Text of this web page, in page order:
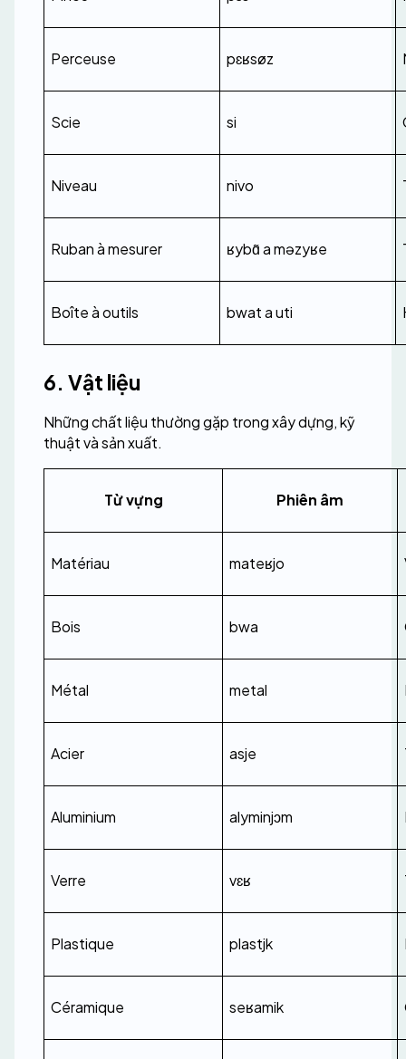
Perceuse pɛʁsøz
Scie si
Niveau nivo
Ruban à mesurer ʁybɑ̃ a məzyʁe
Boîte à outils bwat a uti
6. Vật liệu
Những chất liệu thường gặp trong xây dựng, kỹ
thuật và sản xuất.
Từ vựng Phiên âm
Matériau mateʁjo
Bois bwa
Métal metal
Acier asje
Aluminium alyminjɔm
Verre vɛʁ
Plastique plastjk
Céramique seʁamik